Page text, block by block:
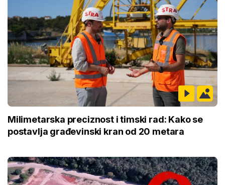
Milimetarska preciznost i timski rad: Kako se
postavlja građevinski kran od 20 metara